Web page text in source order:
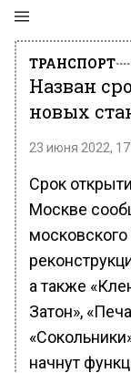
ТРАНСПОРТ
Назван
новых
23 июня 2022,
Срок
Москве
а также
Затон»,
начнут